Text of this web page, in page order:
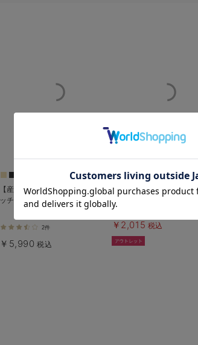
【産前産後対応】フィットストレ
ッチジョーゼットタイトスカート
2件
￥5,990 税込
60%OFF
【産前産後対応】【2レン
【出産後も長く使える】
￥2,015 税込
お気に入り商品を確認する